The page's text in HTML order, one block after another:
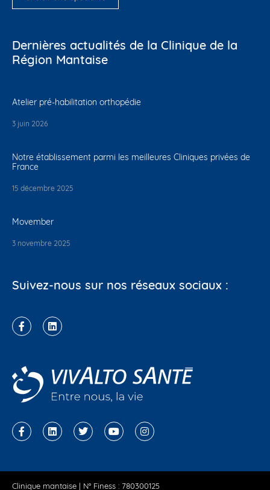
Dernières actualités de la Clinique de la
Région Mantaise
Atelier pré-habilitation orthopédie
3 juin 2026
Notre établissement parmi les meilleures Cliniques privées de
France
15 décembre 2025
Movember
3 novembre 2025
Suivez-nous sur nos réseaux sociaux :
Clinique mantaise | N° Finess : 780300125